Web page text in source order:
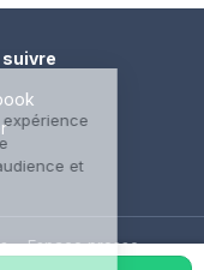
suivre
•Espace presse•